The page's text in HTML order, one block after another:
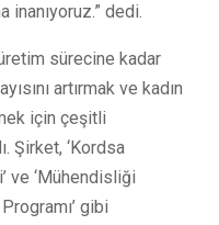
inanıyoruz.” dedi.
sürecine kadar
artırmak ve kadın
için çeşitli
Şirket, ‘Kordsa
ve ‘Mühendisliği
gibi